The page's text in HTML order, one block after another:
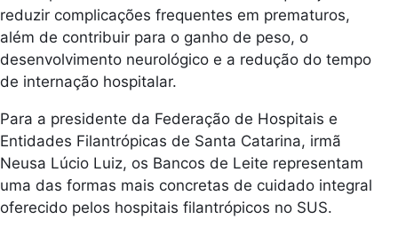
reduzir complicações frequentes em prematuros,
além de contribuir para o ganho de peso, o
desenvolvimento neurológico e a redução do tempo
de internação hospitalar.
Para a presidente da Federação de Hospitais e
Entidades Filantrópicas de Santa Catarina, irmã
Neusa Lúcio Luiz, os Bancos de Leite representam
uma das formas mais concretas de cuidado integral
oferecido pelos hospitais filantrópicos no SUS.